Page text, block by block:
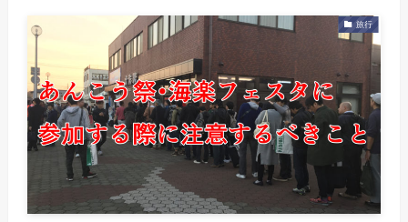
旅行